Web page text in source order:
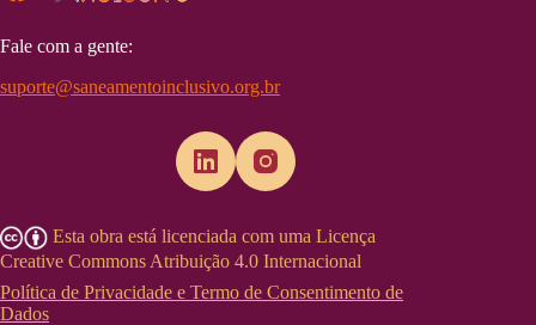
Fale com a gente:
suporte@saneamentoinclusivo.org.br
Esta obra está licenciada com uma Licença
Creative Commons Atribuição 4.0 Internacional
Política de Privacidade e Termo de Consentimento de
Dados